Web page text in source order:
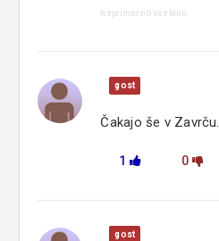
neprimerno vsebino
gost
Čakajo še v Zavrču.
1 0
gost